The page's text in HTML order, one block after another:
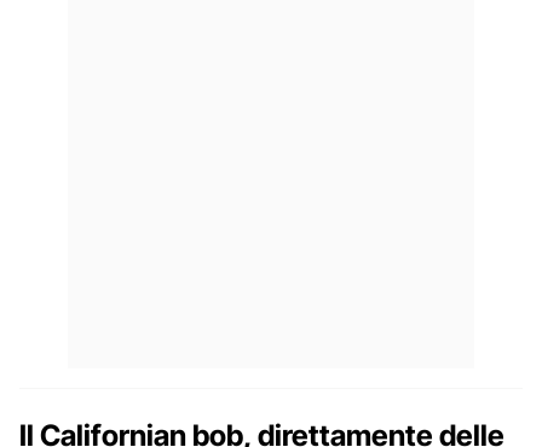
Il Californian bob, direttamente delle